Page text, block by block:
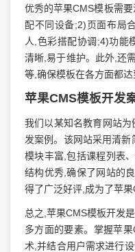
优秀的苹果CMS模板需
配不同设备;2)页面布局
人,色彩搭配协调;4)功能
清晰,易于维护。此外,还
等,确保模板在各方面都达
苹果CMS模板开发
我们以某知名教育网站
发案例。该网站采用清
模块丰富,包括课程列表
结构优秀,确保了网站的
得了广泛好评,成为了苹果
总之,苹果CMS模板开发
多方面的要素。掌握苹
术,并结合用户需求进行